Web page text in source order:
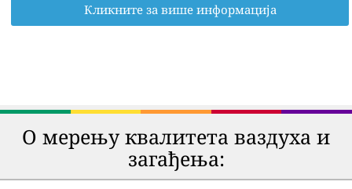
Кликните за више информација
О мерењу квалитета ваздуха и
загађења: